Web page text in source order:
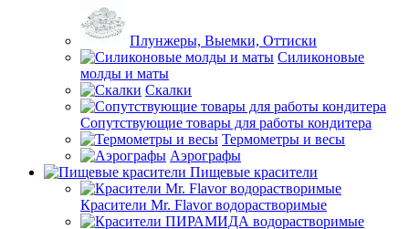
Плунжеры, Выемки, Оттиски
Силиконовые
молды и маты
Скалки
Сопутствующие товары для работы кондитера
Термометры и весы
Аэрографы
Пищевые красители
Красители Mr. Flavor водорастворимые